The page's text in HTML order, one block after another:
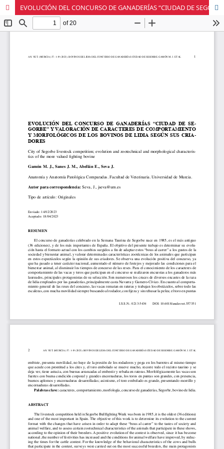
EVOLUCIÓN DEL CONCURSO DE GANADERÍAS “CIUDAD DE SEGORBE” Y VALORACIÓN DE CARACTERES DE COMPORTAMIENTO Y MORFOLÓGICOS DE LOS BOVINOS DE LIDIA SEGÚN SUS CRIADORES